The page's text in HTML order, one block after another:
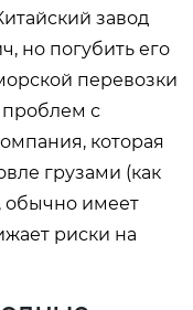
завод
но погубить его
перевозки
проблем с
которая
грузами (как
обычно имеет
риски на